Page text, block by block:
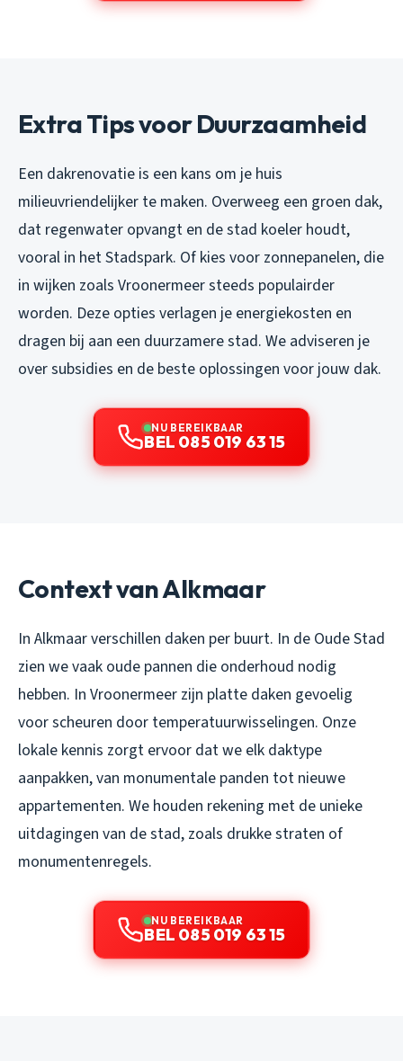
Extra Tips voor Duurzaamheid
Een dakrenovatie is een kans om je huis
milieuvriendelijker te maken. Overweeg een groen dak,
dat regenwater opvangt en de stad koeler houdt,
vooral in het Stadspark. Of kies voor zonnepanelen, die
in wijken zoals Vroonermeer steeds populairder
worden. Deze opties verlagen je energiekosten en
dragen bij aan een duurzamere stad. We adviseren je
over subsidies en de beste oplossingen voor jouw dak.
NU BEREIKBAAR
BEL 085 019 63 15
Context van Alkmaar
In Alkmaar verschillen daken per buurt. In de Oude Stad
zien we vaak oude pannen die onderhoud nodig
hebben. In Vroonermeer zijn platte daken gevoelig
voor scheuren door temperatuurwisselingen. Onze
lokale kennis zorgt ervoor dat we elk daktype
aanpakken, van monumentale panden tot nieuwe
appartementen. We houden rekening met de unieke
uitdagingen van de stad, zoals drukke straten of
monumentenregels.
NU BEREIKBAAR
BEL 085 019 63 15